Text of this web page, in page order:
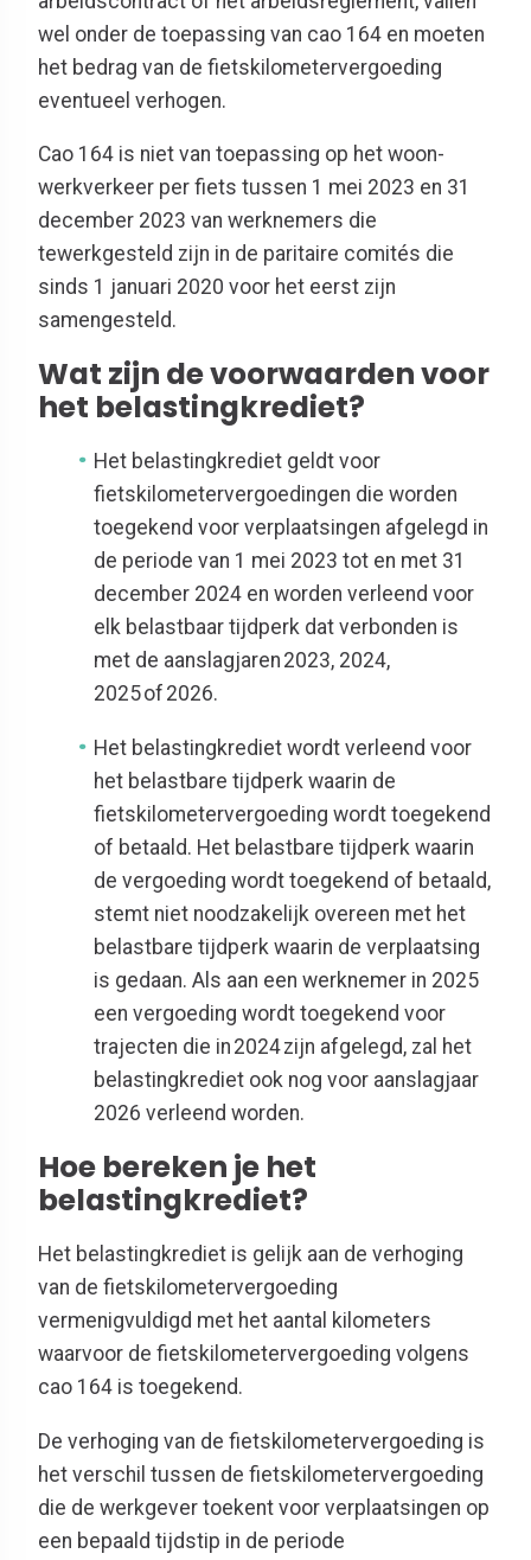
wel onder de toepassing van cao 164 en moeten
het bedrag van de fietskilometervergoeding
eventueel verhogen.
Cao 164 is niet van toepassing op het woon-
werkverkeer per fiets tussen 1 mei 2023 en 31
december 2023 van werknemers die
tewerkgesteld zijn in de paritaire comités die
sinds 1 januari 2020 voor het eerst zijn
samengesteld.
Wat zijn de voorwaarden voor
het belastingkrediet?
Het belastingkrediet geldt voor
fietskilometervergoedingen die worden
toegekend voor verplaatsingen afgelegd in
de periode van 1 mei 2023 tot en met 31
december 2024 en worden verleend voor
elk belastbaar tijdperk dat verbonden is
met de aanslagjaren 2023, 2024,
2025 of 2026.
Het belastingkrediet wordt verleend voor
het belastbare tijdperk waarin de
fietskilometervergoeding wordt toegekend
of betaald. Het belastbare tijdperk waarin
de vergoeding wordt toegekend of betaald,
stemt niet noodzakelijk overeen met het
belastbare tijdperk waarin de verplaatsing
is gedaan. Als aan een werknemer in 2025
een vergoeding wordt toegekend voor
trajecten die in 2024 zijn afgelegd, zal het
belastingkrediet ook nog voor aanslagjaar
2026 verleend worden.
Hoe bereken je het
belastingkrediet?
Het belastingkrediet is gelijk aan de verhoging
van de fietskilometervergoeding
vermenigvuldigd met het aantal kilometers
waarvoor de fietskilometervergoeding volgens
cao 164 is toegekend.
De verhoging van de fietskilometervergoeding is
het verschil tussen de fietskilometervergoeding
die de werkgever toekent voor verplaatsingen op
een bepaald tijdstip in de periode